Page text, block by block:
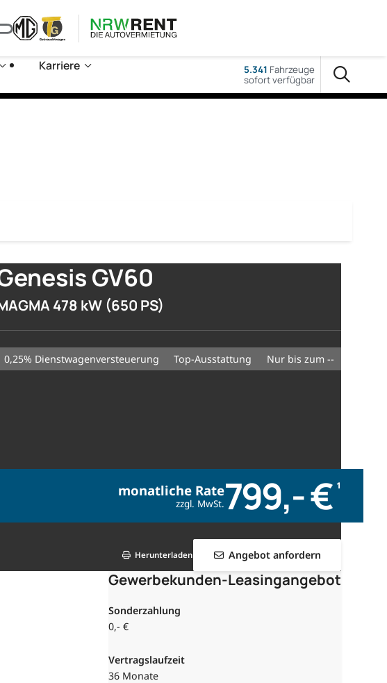
Karriere 5.341 Fahrzeuge
sofort verfügbar
GV60
478 kW (650 PS)
0,25% Dienstwagenversteuerung Top-Ausstattung nur bis zum --
monatliche Rate
zzgl. MwSt.799,- € 1
Herunterladen Angebot anfordern
Gewerbekunden-Leasingangebot
Sonderzahlung
0,- €
Vertragslaufzeit
36 Monate